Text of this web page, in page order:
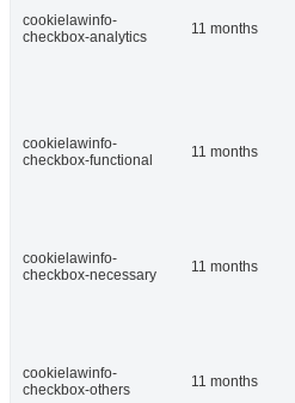
cookielawinfo-
checkbox-analytics
11 months
cookielawinfo-
checkbox-functional
11 months
cookielawinfo-
checkbox-necessary
11 months
cookielawinfo-
checkbox-others
11 months